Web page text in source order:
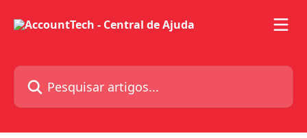
Pesquisar artigos...